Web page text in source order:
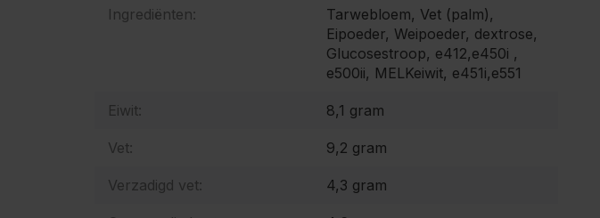
Ingrediënten:
Tarwebloem, Vet (palm),
Eipoeder, Weipoeder, dextrose,
Glucosestroop, e412,e450i ,
e500ii, MELKeiwit, e451i,e551
Eiwit: 8,1 gram
Vet: 9,2 gram
Verzadigd vet: 4,3 gram